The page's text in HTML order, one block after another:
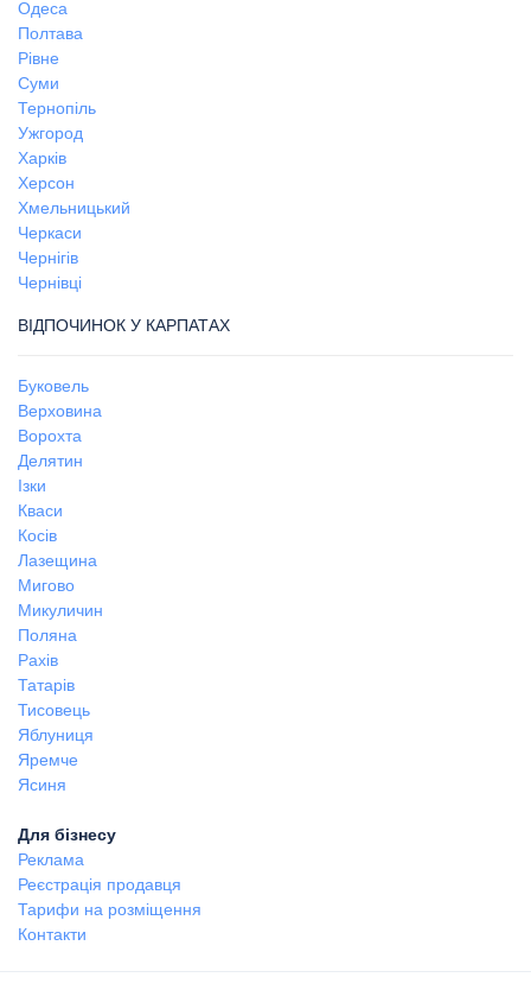
Одеса
Полтава
Рівне
Суми
Тернопіль
Ужгород
Харків
Херсон
Хмельницький
Черкаси
Чернігів
Чернівці
ВІДПОЧИНОК У КАРПАТАХ
Буковель
Верховина
Ворохта
Делятин
Ізки
Кваси
Косів
Лазещина
Мигово
Микуличин
Поляна
Рахів
Татарів
Тисовець
Яблуниця
Яремче
Ясиня
Для бізнесу
Реклама
Реєстрація продавця
Тарифи на розміщення
Контакти